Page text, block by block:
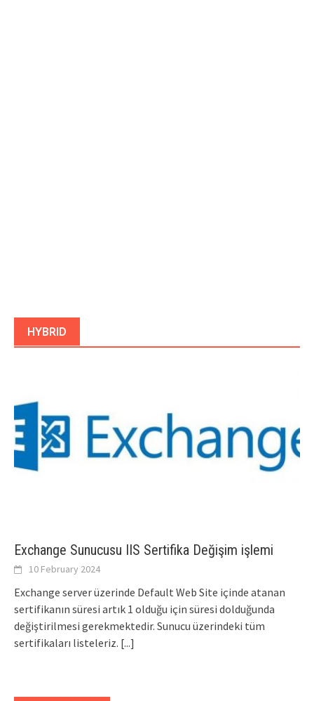
HYBRID
Exchange Sunucusu IIS Sertifika Değişim işlemi
10 February 2024
Exchange server üzerinde Default Web Site içinde atanan
sertifikanın süresi artık 1 olduğu için süresi dolduğunda
değiştirilmesi gerekmektedir. Sunucu üzerindeki tüm
sertifikaları listeleriz. [...]